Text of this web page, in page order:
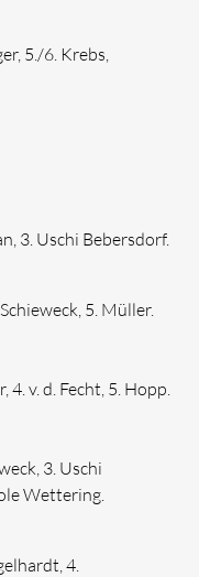
5./6. Krebs,
3. Uschi Bebersdorf.
5. Müller.
v. d. Fecht, 5. Hopp.
3. Uschi
Wettering.
4.